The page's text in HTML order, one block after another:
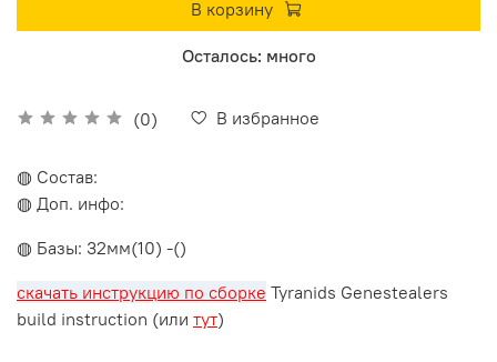
(0) В избранное
В корзину
Осталось: много
◍ Состав:
◍ Доп. инфо:
◍ Базы: 32мм(10) -()
скачать инструкцию по сборке Tyranids Genestealers
build instruction (или тут)